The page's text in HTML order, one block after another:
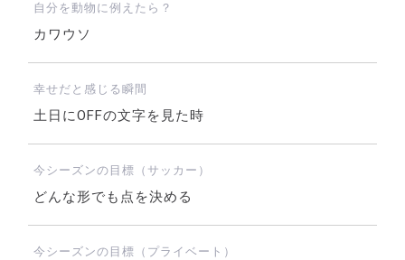
自分を動物に例えたら？
カワウソ
幸せだと感じる瞬間
土日にOFFの文字を見た時
今シーズンの目標（サッカー）
どんな形でも点を決める
今シーズンの目標（プライベート）